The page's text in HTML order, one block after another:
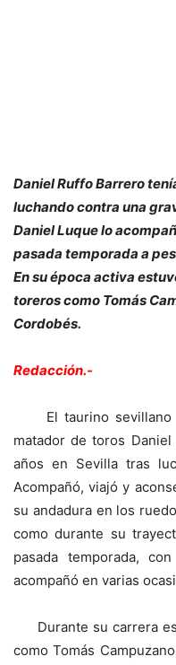
Daniel Ruffo Barrero
luchando contra una
Daniel Luque lo
pasada temporada a
En su época activa
toreros como Tomás
Cordobés.
Redacción.-
El taurino sevillano
matador de toros
años en Sevilla tras
Acompañó, viajó y
su andadura en los
como durante su
pasada temporada,
acompañó en varias
Durante su carrera
como Tomás